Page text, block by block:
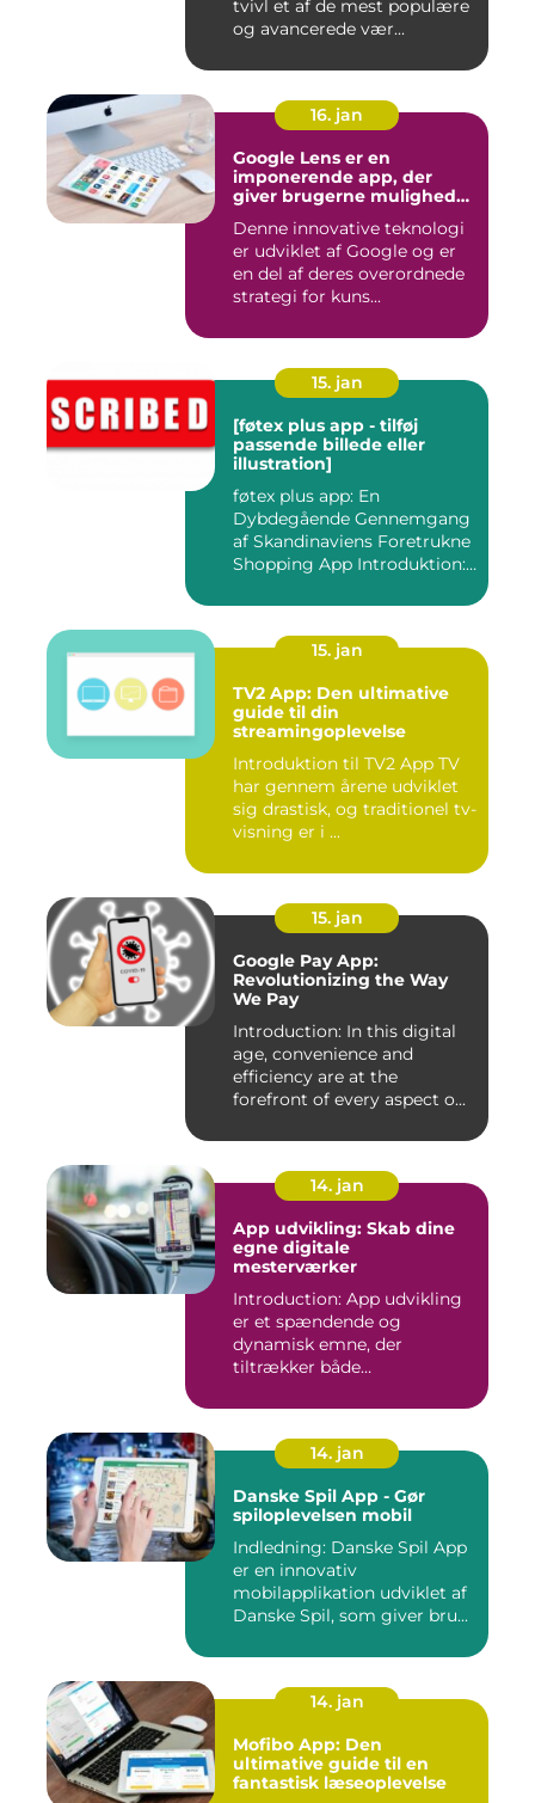
tvivl et af de mest populære
og avancerede vær...
16. jan
Google Lens er en
imponerende app, der
giver brugerne mulighed
om de ting, de ser, ved blot
at bruge kameraet på
deres smartphone
Denne innovative teknologi
er udviklet af Google og er
en del af deres overordnede
strategi for kuns...
15. jan
[føtex plus app - tilføj
passende billede eller
illustration]
føtex plus app: En
Dybdegående Gennemgang
af Skandinaviens Foretrukne
Shopping App Introduktion:
15. jan
TV2 App: Den ultimative
guide til din
streamingoplevelse
Introduktion til TV2 App TV
har gennem årene udviklet
sig drastisk, og traditionel tv-
visning er i ...
15. jan
Google Pay App:
Revolutionizing the Way
We Pay
Introduction: In this digital
age, convenience and
efficiency are at the
forefront of every aspect o...
14. jan
App udvikling: Skab dine
egne digitale
mesterværker
Introduction: App udvikling
er et spændende og
dynamisk emne, der
tiltrækker både
14. jan
Danske Spil App - Gør
spiloplevelsen mobil
Indledning: Danske Spil App
er en innovativ
mobilapplikation udviklet af
Danske Spil, som giver bru...
14. jan
Mofibo App: Den
ultimative guide til en
fantastisk læseoplevelse